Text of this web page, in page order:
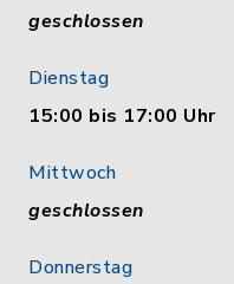
geschlossen
Dienstag
15:00 bis 17:00 Uhr
Mittwoch
geschlossen
Donnerstag